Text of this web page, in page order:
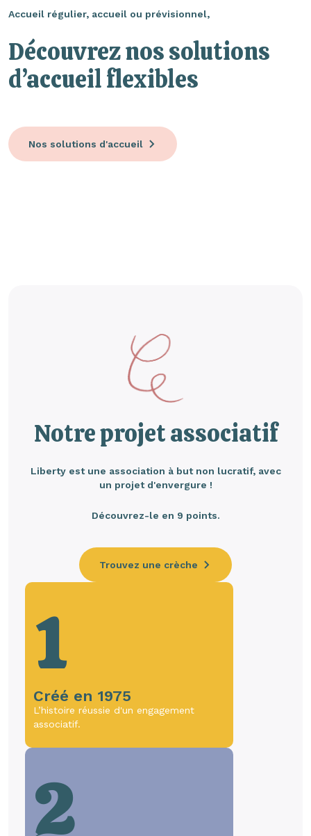
Accueil régulier, accueil ou prévisionnel,
Découvrez nos solutions
d’accueil flexibles
Nos solutions d'accueil
Notre projet associatif
Liberty est une association à but non lucratif, avec
un projet d'envergure !
Découvrez-le en 9 points.
Trouvez une crèche
1
Créé en 1975
L’histoire réussie d'un engagement
associatif.
2